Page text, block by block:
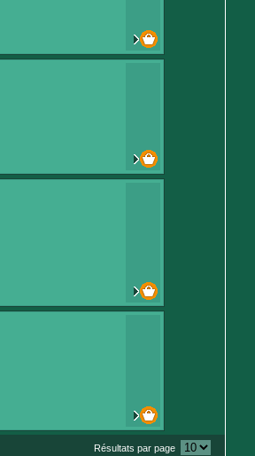
Résultats par page